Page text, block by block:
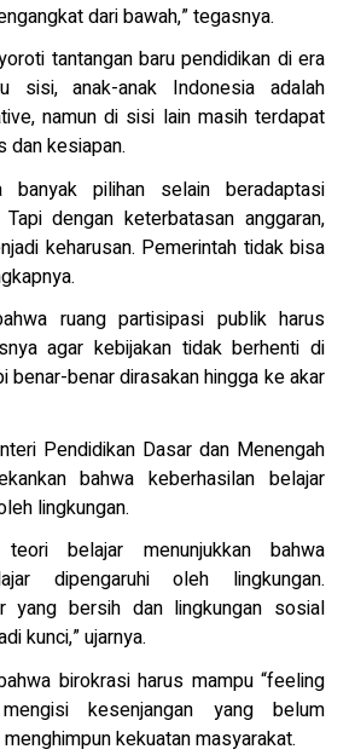
dari bawah,” tegasnya.
tantangan baru pendidikan di era
sisi, anak-anak Indonesia adalah
namun di sisi lain masih terdapat
dan kesiapan.
banyak pilihan selain beradaptasi
dengan keterbatasan anggaran,
keharusan. Pemerintah tidak bisa
ruang partisipasi publik harus
agar kebijakan tidak berhenti di
benar-benar dirasakan hingga ke akar
Pendidikan Dasar dan Menengah
bahwa keberhasilan belajar
lingkungan.
belajar menunjukkan bahwa
dipengaruhi oleh lingkungan.
yang bersih dan lingkungan sosial
kunci,” ujarnya.
birokrasi harus mampu “feeling
kesenjangan yang belum
kekuatan masyarakat.